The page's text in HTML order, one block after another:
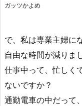
ガッツかよめ
で、私は専業主婦に
自由な時間が減りま
仕事中って、忙しく
ないですか？
通勤電車の中だって